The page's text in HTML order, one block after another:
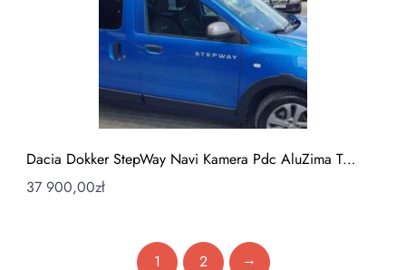
Dacia Dokker StepWay Navi Kamera Pdc AluZima T…
37 900,00zł
1 2 →